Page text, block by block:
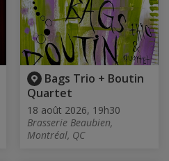
Bags Trio + Boutin
Quartet
18 août 2026, 19h30
Brasserie Beaubien,
Montréal, QC